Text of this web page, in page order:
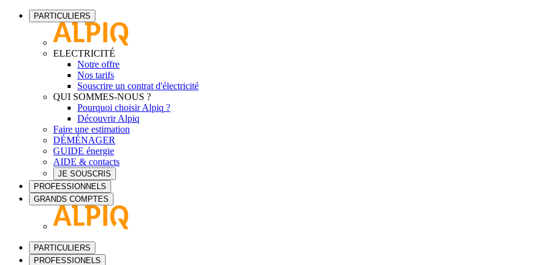
PARTICULIERS
ELECTRICITÉ
Notre offre
Nos tarifs
Souscrire un contrat d'électricité
QUI SOMMES-NOUS ?
Pourquoi choisir Alpiq ?
Découvrir Alpiq
Faire une estimation
DÉMÉNAGER
GUIDE énergie
AIDE & contacts
JE SOUSCRIS
PROFESSIONNELS
GRANDS COMPTES
PARTICULIERS
PROFESSIONELS